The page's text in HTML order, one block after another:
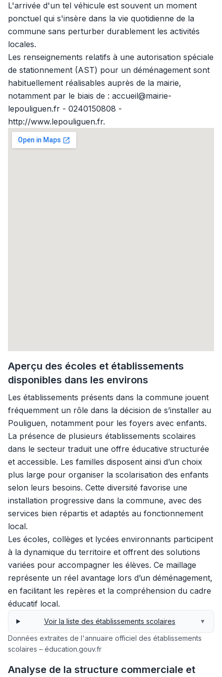
L'arrivée d'un tel véhicule est souvent un moment
ponctuel qui s'insère dans la vie quotidienne de la
commune sans perturber durablement les activités
locales.
Les renseignements relatifs à une autorisation spéciale
de stationnement (AST) pour un déménagement sont
habituellement réalisables auprès de la mairie,
notamment par le biais de : accueil@mairie-
lepouliguen.fr - 0240150808 -
http://www.lepouliguen.fr.
Aperçu des écoles et établissements
disponibles dans les environs
Les établissements présents dans la commune jouent
fréquemment un rôle dans la décision de s’installer au
Pouliguen, notamment pour les foyers avec enfants.
La présence de plusieurs établissements scolaires
dans le secteur traduit une offre éducative structurée
et accessible. Les familles disposent ainsi d’un choix
plus large pour organiser la scolarisation des enfants
selon leurs besoins. Cette diversité favorise une
installation progressive dans la commune, avec des
services bien répartis et adaptés au fonctionnement
local.
Les écoles, collèges et lycées environnants participent
à la dynamique du territoire et offrent des solutions
variées pour accompagner les élèves. Ce maillage
représente un réel avantage lors d’un déménagement,
en facilitant les repères et la compréhension du cadre
éducatif local.
Voir la liste des établissements scolaires ▼
Données extraites de l'annuaire officiel des établissements
scolaires – éducation.gouv.fr
Analyse de la structure commerciale et